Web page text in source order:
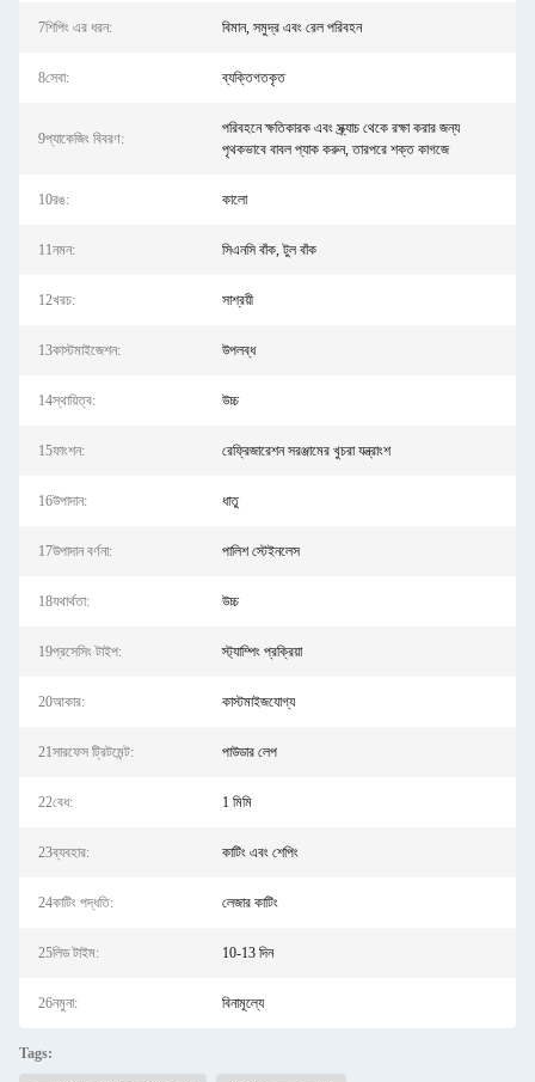
7শিপিং এর ধরন: বিমান, সমুদ্র এবং রেল পরিবহন
8সেবা: ব্যক্তিগতকৃত
9প্যাকেজিং বিবরণ:
পরিবহনে ক্ষতিকারক এবং স্ক্র্যাচ থেকে রক্ষা করার জন্য
পৃথকভাবে বাবল প্যাক করুন, তারপরে শক্ত কাগজে
10রঙ: কালো
11নমন: সিএনসি বাঁক, টুল বাঁক
12খরচ: সাশ্রয়ী
13কাস্টমাইজেশন: উপলব্ধ
14স্থায়িত্ব: উচ্চ
15ফাংশন: রেফ্রিজারেশন সরঞ্জামের খুচরা যন্ত্রাংশ
16উপাদান: ধাতু
17উপাদান বর্ণনা: পালিশ স্টেইনলেস
18যথার্থতা: উচ্চ
19প্রসেসিং টাইপ: স্ট্যাম্পিং প্রক্রিয়া
20আকার: কাস্টমাইজযোগ্য
21সারফেস ট্রিটমেন্ট: পাউডার লেপ
22বেধ: 1 মিমি
23ব্যবহার: কাটিং এবং শেপিং
24কাটিং পদ্ধতি: লেজার কাটিং
25লিড টাইম: 10-13 দিন
26নমুনা: বিনামূল্যে
Tags: